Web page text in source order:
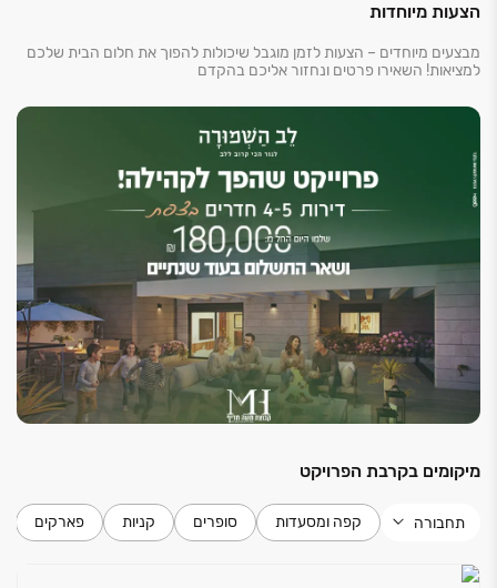
הצעות מיוחדות
מבצעים מיוחדים – הצעות לזמן מוגבל שיכולות להפוך את חלום הבית שלכם
למציאות! השאירו פרטים ונחזור אליכם בהקדם
מיקומים בקרבת הפרויקט
תחבורה קפה ומסעדות סופרים קניות פארקים